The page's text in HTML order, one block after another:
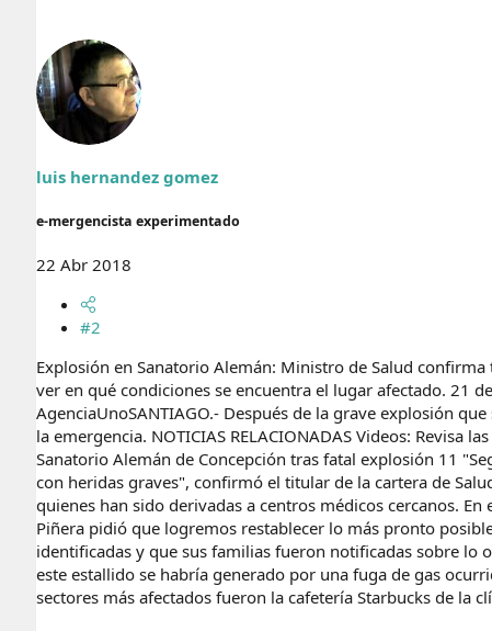
luis hernandez gomez
e-mergencista experimentado
22 Abr 2018
#2
Explosión en Sanatorio Alemán: Ministro de Salud
ver en qué condiciones se encuentra el lugar afectado. 21
AgenciaUnoSANTIAGO.- Después de la grave explosión
la emergencia. NOTICIAS RELACIONADAS Videos: Revisa
Sanatorio Alemán de Concepción tras fatal explosión 11
con heridas graves", confirmó el titular de la cartera de
quienes han sido derivadas a centros médicos cercanos.
Piñera pidió que logremos restablecer lo más pronto
identificadas y que sus familias fueron notificadas sobre lo
este estallido se habría generado por una fuga de gas
sectores más afectados fueron la cafetería Starbucks de la